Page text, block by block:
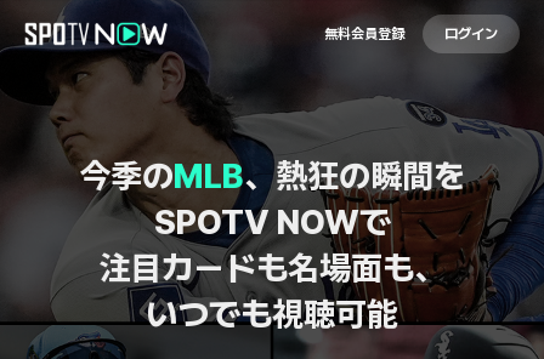
無料会員登録 ログイン
今季のMLB、熱狂の瞬間を
SPOTV NOWで
注目カードも名場面も、
いつでも視聴可能